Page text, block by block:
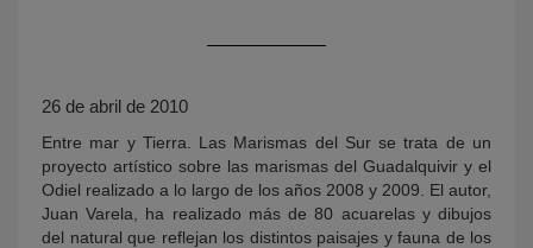
26 de abril de 2010
Entre mar y Tierra. Las Marismas del Sur se trata de un
proyecto artístico sobre las marismas del Guadalquivir y el
Odiel realizado a lo largo de los años 2008 y 2009. El autor,
Juan Varela, ha realizado más de 80 acuarelas y dibujos
del natural que reflejan los distintos paisajes y fauna de los